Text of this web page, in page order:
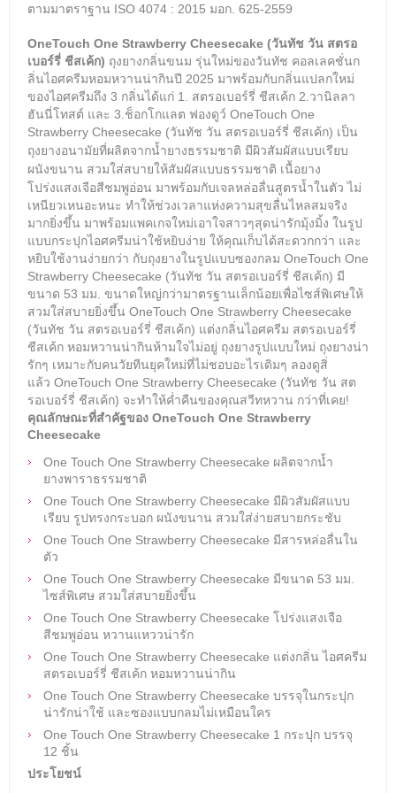
ตามมาตราฐาน ISO 4074 : 2015 มอก. 625-2559
OneTouch One Strawberry Cheesecake (วันทัช วัน สตรอ
เบอร์รี่ ชีสเค้ก) ถุงยางกลิ่นขนม รุ่นใหม่ของวันทัช คอลเลคชั่นก
ลิ่นไอศครีมหอมหวานน่ากินปี 2025 มาพร้อมกับกลิ่นแปลกใหม่
ของไอศครีมถึง 3 กลิ่นได้แก่ 1. สตรอเบอร์รี่ ชีสเค้ก 2.วานิลลา
ฮันนี่โทสต์ และ 3.ช็อกโกแลต ฟองดูว์ OneTouch One
Strawberry Cheesecake (วันทัช วัน สตรอเบอร์รี่ ชีสเค้ก) เป็น
ถุงยางอนามัยที่ผลิตจากน้ำยางธรรมชาติ มีผิวสัมผัสแบบเรียบ
ผนังขนาน สวมใส่สบายให้สัมผัสแบบธรรมชาติ เนื้อยาง
โปร่งแสงเจือสีชมพูอ่อน มาพร้อมกับเจลหล่อลื่นสูตรน้ำในตัว ไม่
เหนียวเหนอะหนะ ทำให้ช่วงเวลาแห่งความสุขลื่นไหลสมจริง
มากยิ่งขึ้น มาพร้อมแพคเกจใหม่เอาใจสาวๆสุดน่ารักมุ้งมิ้ง ในรูป
แบบกระปุกไอศครีมน่าใช้หยิบง่าย ให้คุณเก็บได้สะดวกกว่า และ
หยิบใช้งานง่ายกว่า กับถุงยางในรูปแบบซองกลม OneTouch One
Strawberry Cheesecake (วันทัช วัน สตรอเบอร์รี่ ชีสเค้ก) มี
ขนาด 53 มม. ขนาดใหญ่กว่ามาตรฐานเล็กน้อยเพื่อไซส์พิเศษให้
สวมใส่สบายยิ่งขึ้น OneTouch One Strawberry Cheesecake
(วันทัช วัน สตรอเบอร์รี่ ชีสเค้ก) แต่งกลิ่นไอศครีม สตรอเบอร์รี่
ชีสเค้ก หอมหวานน่ากินห้ามใจไม่อยู่ ถุงยางรูปแบบใหม่ ถุงยางน่า
รักๆ เหมาะกับคนวัยทีนยุคใหม่ที่ไม่ชอบอะไรเดิมๆ ลองดูสิ่
แล้ว OneTouch One Strawberry Cheesecake (วันทัช วัน สต
รอเบอร์รี่ ชีสเค้ก) จะทำให้ค่ำคืนของคุณสวีทหวาน กว่าที่เคย!
คุณลักษณะที่สำคัฐของ OneTouch One Strawberry
Cheesecake
One Touch One Strawberry Cheesecake ผลิตจากน้ำ
ยางพาราธรรมชาติ
One Touch One Strawberry Cheesecake มีผิวสัมผัสแบบ
เรียบ รูปทรงกระบอก ผนังขนาน สวมใส่ง่ายสบายกระชับ
​One Touch One Strawberry Cheesecake มีสารหล่อลื่นใน
ตัว
One Touch One Strawberry Cheesecake มีขนาด 53 มม.
ไซส์พิเศษ สวมใส่สบายยิ่งขึ้น
One Touch One Strawberry Cheesecake โปร่งแสงเจือ
สีชมพูอ่อน หวานแหววน่ารัก
One Touch One Strawberry Cheesecake แต่งกลิ่น ไอศครีม
สตรอเบอร์รี่ ชีสเค้ก หอมหวานน่ากิน
One Touch One Strawberry Cheesecake บรรจุในกระปุก
น่ารักน่าใช้ และซองแบบกลมไม่เหมือนใคร
One Touch One Strawberry Cheesecake 1 กระปุก บรรจุ
12 ชิ้น
ประโยชน์